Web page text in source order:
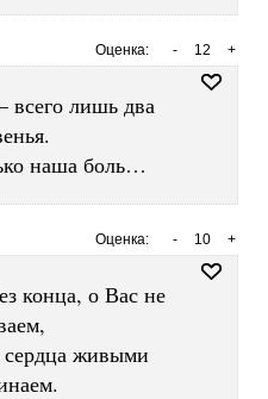
Оценка: +
12
-
всего лишь два
наша боль…
Оценка: +
10
-
конца, о Вас не
живыми